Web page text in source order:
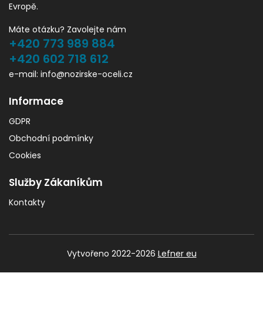
Evropě.
Máte otázku? Zavolejte nám
+420 773 989 884
+420 602 718 612
e-mail: info@nozirske-oceli.cz
Informace
GDPR
Obchodní podmínky
Cookies
Služby Zákaníkům
Kontakty
Vytvořeno 2022-2026 Lefner eu